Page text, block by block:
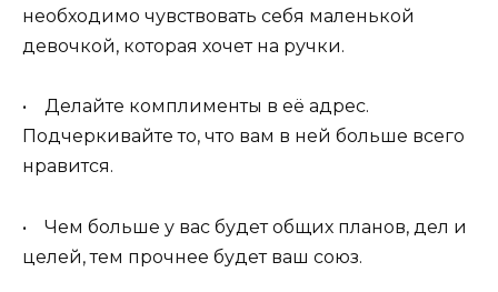
необходимо чувствовать себя маленькой
девочкой, которая хочет на ручки.
• Делайте комплименты в её адрес.
Подчеркивайте то, что вам в ней больше всего
нравится.
• Чем больше у вас будет общих планов, дел и
целей, тем прочнее будет ваш союз.